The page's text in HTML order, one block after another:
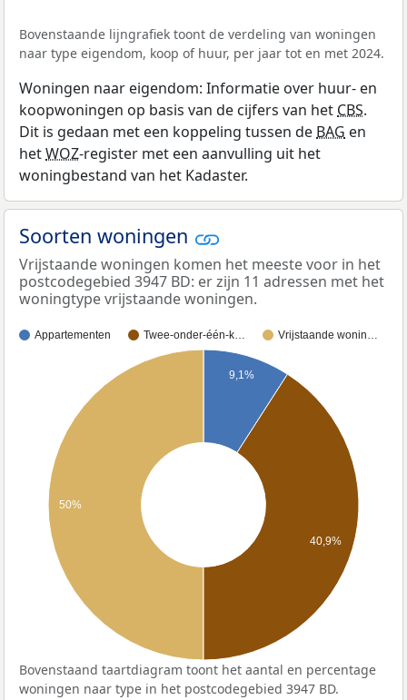
Bovenstaande lijngrafiek toont de verdeling van woningen
naar type eigendom, koop of huur, per jaar tot en met 2024.
Woningen naar eigendom: Informatie over huur- en
koopwoningen op basis van de cijfers van het CBS.
Dit is gedaan met een koppeling tussen de BAG en
hetWOZ-register met een aanvulling uit het
woningbestand van het Kadaster.
Soorten woningen
Vrijstaande woningen komen het meeste voor in het
postcodegebied 3947 BD: er zijn 11 adressen met het
woningtype vrijstaande woningen.
Appartementen Twee-onder-één-k… Vrijstaande wonin…
9,1%
50%
40,9%
Bovenstaand taartdiagram toont het aantal en percentage
woningen naar type in het postcodegebied 3947 BD.